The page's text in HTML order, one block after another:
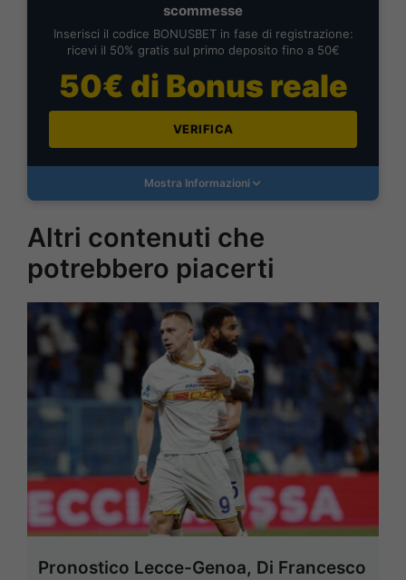
scommesse
Inserisci il codice BONUSBET in fase di registrazione:
ricevi il 50% gratis sul primo deposito fino a 50€
50€ di Bonus reale
VERIFICA
Mostra Informazioni
Altri contenuti che
potrebbero piacerti
Pronostico Lecce-Genoa, Di Francesco